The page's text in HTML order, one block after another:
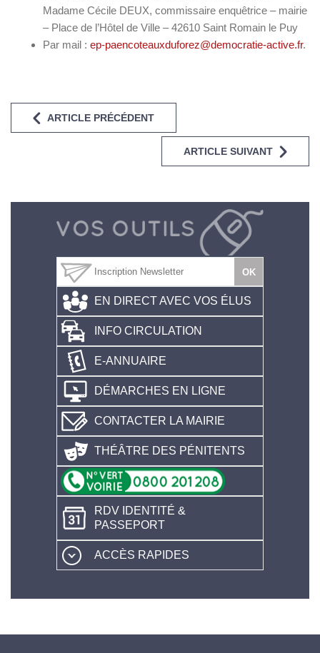
Madame Cécile DEUX, commissaire enquêtrice – mairie
– Place de l’Hôtel de Ville – 42610 Saint Romain le Puy
Par mail : ep-paencoteauxduforez@democratie-active.fr.
ARTICLE PRÉCÉDENT
ARTICLE SUIVANT
EN DIRECT AVEC VOS ÉLUS
INFO CIRCULATION
E-ANNUAIRE
DÉMARCHES EN LIGNE
CONTACTER LA MAIRIE
THÉÂTRE DES PÉNITENTS
RDV IDENTITÉ &
PASSEPORT
ACCÈS RAPIDES